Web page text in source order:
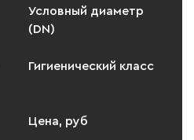
Условный диаметр
(DN)
Гигиенический класс
Цена, руб